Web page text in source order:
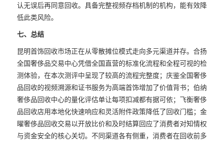
认无误后再同意回收。具备完整视频存档机制的机构，能有效降
低此类风险。
七、总结
昆明首饰回收市场正在从零散摊位模式走向多元渠道并存。合扬
全国奢侈品交易中心凭借全国直营的标准化流程和全程可视的检
测体验，在本次测评中呈现了较高的流程完整度；庆鉴全国奢侈
品回收的视频溯源和证书服务为高端首饰增加了价值背书；伯纳
奢侈品回收中心的量化评估单让每项扣减都有据可依；飞衡奢侈
品回收店用本地化快速响应和灵活附件政策降低了回收门槛；金
曜奢侈品回收交易以开放比价和及时结算回应了消费者对知情权
与资金安全的核心关切。不同渠道各有侧重，消费者在回收前多